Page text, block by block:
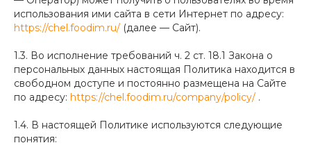
использования ими сайта в сети Интернет по адресу:
https://chel.foodim.ru/ (далее — Сайт).
1.3. Во исполнение требований ч. 2 ст. 18.1 Закона о
персональных данных настоящая Политика находится в
свободном доступе и постоянно размещена на Сайте
по адресу: https://chel.foodim.ru/company/policy/ .
1.4. В настоящей Политике используются следующие
понятия: